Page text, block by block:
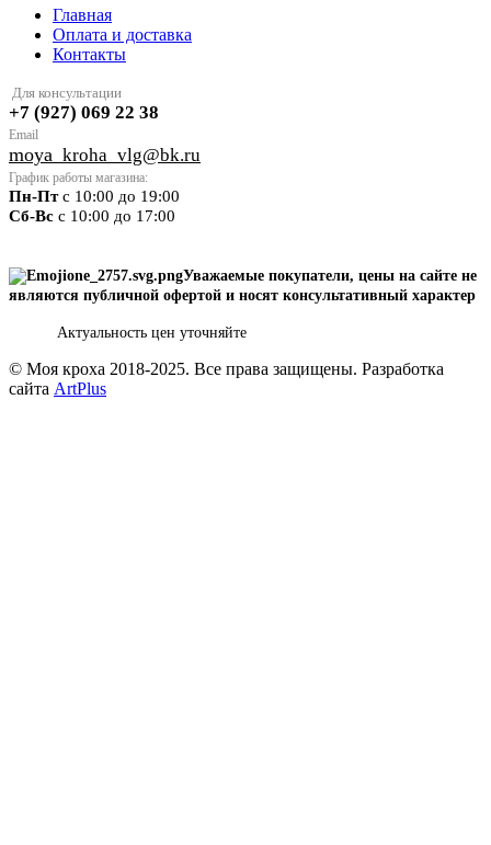
Главная
Оплата и доставка
Контакты
Для консультации
+7 (927) 069 22 38
Email
moya _kroha_vlg@bk.ru
График работы магазина:
Пн-Птс 10:00 до 19:00
Сб-Вс с 10:00 до 17:00
Уважаемые покупатели, цены на сайте не
являются публичной офертой и носят консультативный характер
Актуальность цен уточняйте
© Моя кроха 2018-2025. Все права защищены. Разработка
сайта ArtPlus